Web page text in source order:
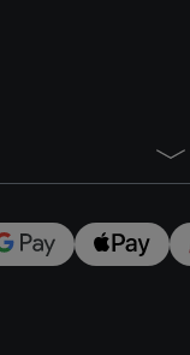
Lidl Plus, możemy
wymienionych
następnie
użytkownika w
my i jeden z innych
Użytkownik upoważnia
usługach Lidl. Utiq
tak, Utiq udostępni
numeru
wykorzystany do